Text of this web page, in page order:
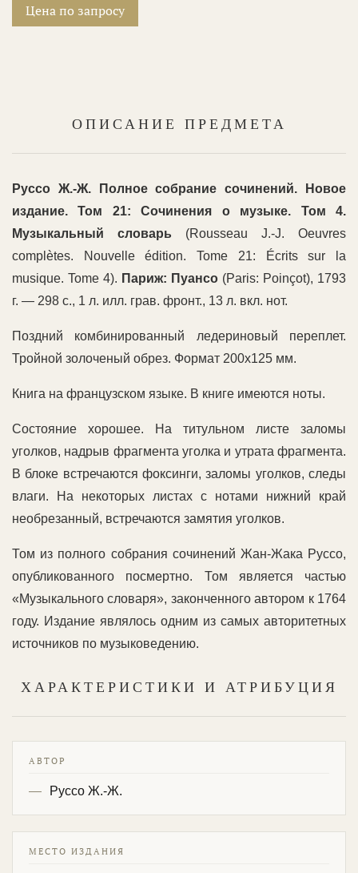
Цена по запросу
ОПИСАНИЕ ПРЕДМЕТА
Руссо Ж.-Ж. Полное собрание сочинений. Новое
издание. Том 21: Сочинения о музыке. Том 4.
Музыкальный словарь (Rousseau J.-J. Oeuvres
complètes. Nouvelle édition. Tome 21: Écrits sur la
musique. Tome 4). Париж: Пуансо (Paris: Poinçot), 1793
г. — 298 с., 1 л. илл. грав. фронт., 13 л. вкл. нот.
Поздний комбинированный ледериновый переплет.
Тройной золоченый обрез. Формат 200х125 мм.
Книга на французском языке. В книге имеются ноты.
Состояние хорошее. На титульном листе заломы
уголков, надрыв фрагмента уголка и утрата фрагмента.
В блоке встречаются фоксинги, заломы уголков, следы
влаги. На некоторых листах с нотами нижний край
необрезанный, встречаются замятия уголков.
Том из полного собрания сочинений Жан-Жака Руссо,
опубликованного посмертно. Том является частью
«Музыкального словаря», законченного автором к 1764
году. Издание являлось одним из самых авторитетных
источников по музыковедению.
ХАРАКТЕРИСТИКИ И АТРИБУЦИЯ
АВТОР
Руссо Ж.-Ж.
МЕСТО ИЗДАНИЯ